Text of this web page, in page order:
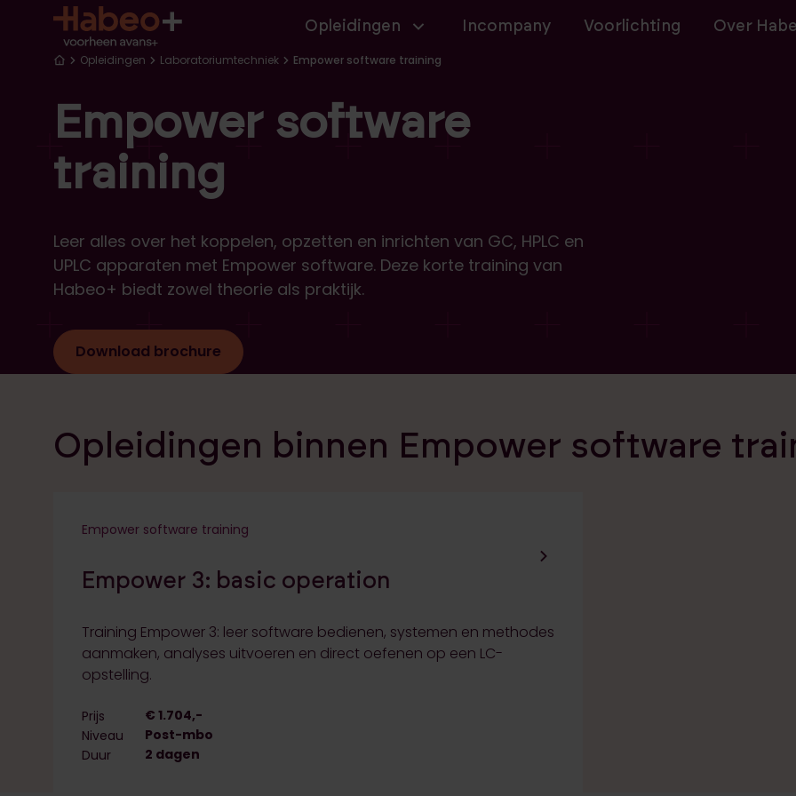
Overslaan en naar de inhoud gaan Hoofdnavigatie
Opleidingen Incompany Voorlichting Over
Kruimelpad
Opleidingen Laboratoriumtechniek Empower software training
Empower software
training
Leer alles over het koppelen, opzetten en inrichten van GC, HPLC en
UPLC apparaten met Empower software. Deze korte training van
Habeo+ biedt zowel theorie als praktijk.
Download brochure
Opleidingen binnen Empower software
Empower software training
Empower 3: basic operation
Training Empower 3: leer software bedienen, systemen en methodes
aanmaken, analyses uitvoeren en direct oefenen op een LC-
opstelling.
Prijs
€ 1.704,-
Niveau
Post-mbo
Duur
2 dagen